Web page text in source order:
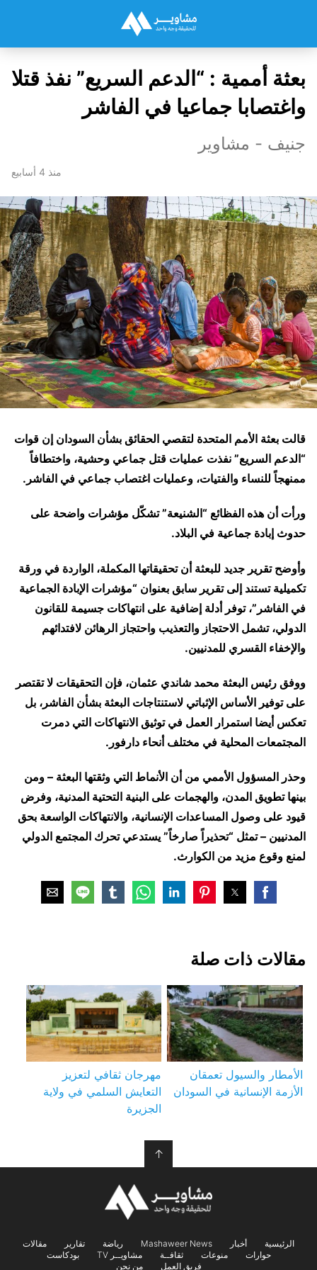
بعثة أممية : “الدعم السريع” نفذ قتلا
واغتصابا جماعيا في الفاشر
جنيف - مشاوير
منذ 4 أسابيع
قالت بعثة الأمم المتحدة لتقصي الحقائق بشأن السودان إن قوات
“الدعم السريع” نفذت عمليات قتل جماعي وحشية، واختطافاً
ممنهجاً للنساء والفتيات، وعمليات اغتصاب جماعي في الفاشر.
ورأت أن هذه الفظائع “الشنيعة” تشكّل مؤشرات واضحة على
حدوث إبادة جماعية في البلاد.
وأوضح تقرير جديد للبعثة أن تحقيقاتها المكملة، الواردة في ورقة
تكميلية تستند إلى تقرير سابق بعنوان “مؤشرات الإبادة الجماعية
في الفاشر”، توفر أدلة إضافية على انتهاكات جسيمة للقانون
الدولي، تشمل الاحتجاز والتعذيب واحتجاز الرهائن لافتدائهم
والإخفاء القسري للمدنيين.
ووفق رئيس البعثة محمد شاندي عثمان، فإن التحقيقات لا تقتصر
على توفير الأساس الإثباتي لاستنتاجات البعثة بشأن الفاشر، بل
تعكس أيضا استمرار العمل في توثيق الانتهاكات التي دمرت
المجتمعات المحلية في مختلف أنحاء دارفور.
وحذر المسؤول الأممي من أن الأنماط التي وثقتها البعثة – ومن
بينها تطويق المدن، والهجمات على البنية التحتية المدنية، وفرض
قيود على وصول المساعدات الإنسانية، والانتهاكات الواسعة بحق
المدنيين – تمثل “تحذيراً صارخاً” يستدعي تحرك المجتمع الدولي
لمنع وقوع مزيد من الكوارث.
مقالات ذات صلة
الأمطار والسيول تعمقان
الأزمة الإنسانية في السودان
مهرجان ثقافي لتعزيز
التعايش السلمي في ولاية
الجزيرة
↑
الرئيسية أخبار Mashaweer News رياضة تقارير
مقالات
حوارات
منوعات ثقافــة مشاويــر TV
بودكاست
فريق العمل
من نحن